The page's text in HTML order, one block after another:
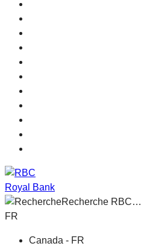
Royal Bank
Recherche RBC…
FR
Canada - FR